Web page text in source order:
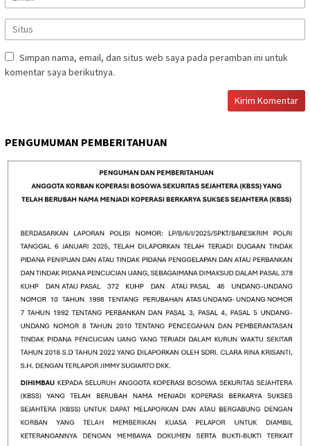
Simpan nama, email, dan situs web saya pada peramban ini untuk
komentar saya berikutnya.
PENGUMUMAN PEMBERITAHUAN